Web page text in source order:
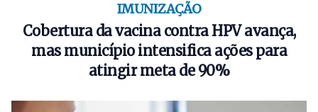
IMUNIZAÇÃO
Cobertura da vacina contra HPV avança,
mas município intensifica ações para
atingir meta de 90%